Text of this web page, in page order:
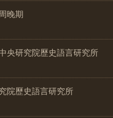
晚期
央研究院歷史語言研究所
院歷史語言研究所